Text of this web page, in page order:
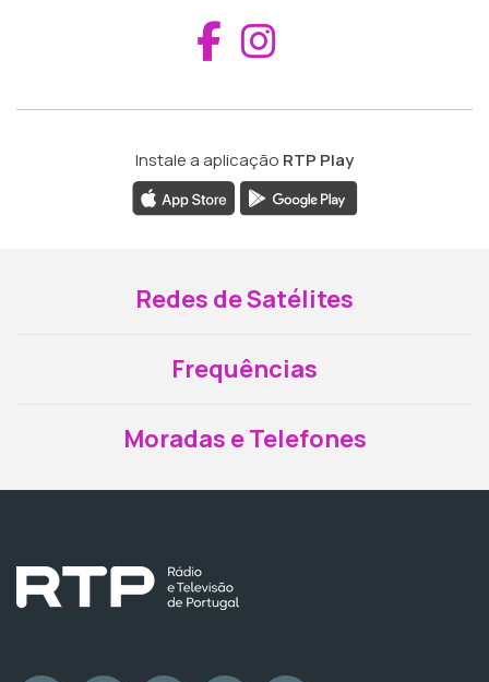
Aceder ao
Instale a aplicação RTP Play
Redes de Satélites
Frequências
Moradas e Telefones